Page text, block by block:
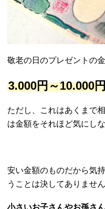
敬老の日のプレゼントの金
3.000円～10.000
ただし、これはあくまで
は金額をそれほど気にし
安い金額のものだから気
うことは決してありません